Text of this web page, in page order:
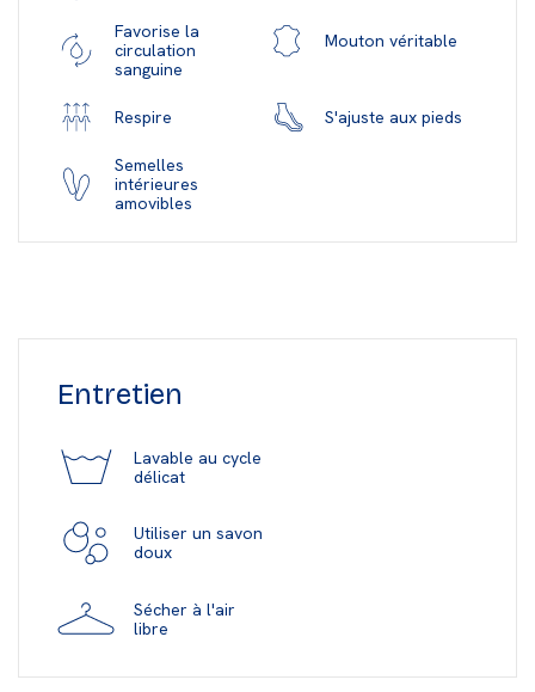
Favorise la
circulation
sanguine
Mouton véritable
Respire S'ajuste aux pieds
Semelles
intérieures
amovibles
Entretien
Lavable au cycle
délicat
Utiliser un savon
doux
Sécher à l'air
libre